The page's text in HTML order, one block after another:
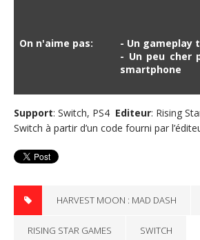
On n'aime pas:
- Un gameplay
- Un peu cher
smartphone
Support: Switch, PS4 Editeur: Rising
Switch à partir d’un code fourni par
HARVEST MOON : MAD DASH
RISING STAR GAMES SWITCH